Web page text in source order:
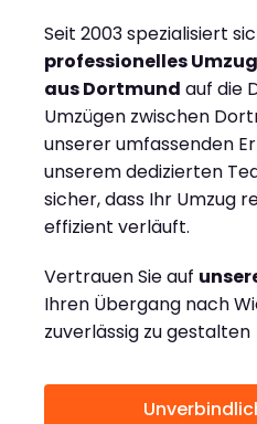
Seit 2003 spezialisiert
professionelles
aus Dortmund auf die
Umzügen zwischen
unserer umfassenden
unserem dedizierten
sicher, dass Ihr Umzug
effizient verläuft.
Vertrauen Sie auf
Ihren Übergang nach
zuverlässig zu gestalten